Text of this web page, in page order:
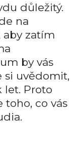
důležitý.
na
zatím
by vás
si uvědomit,
let. Proto
toho, co vás